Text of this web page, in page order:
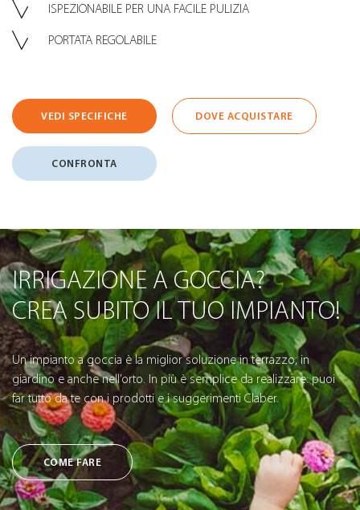
ISPEZIONABILE PER UNA FACILE PULIZIA
PORTATA REGOLABILE
VEDI SPECIFICHE DOVE ACQUISTARE
CONFRONTA
IRRIGAZIONE A GOCCIA?
CREA SUBITO IL TUO IMPIANTO!
Un impianto a goccia è la miglior soluzione in terrazzo, in
giardino e anche nell’orto. In più è semplice da realizzare: puoi
far tutto da te con i prodotti e i suggerimenti Claber.
COME FARE